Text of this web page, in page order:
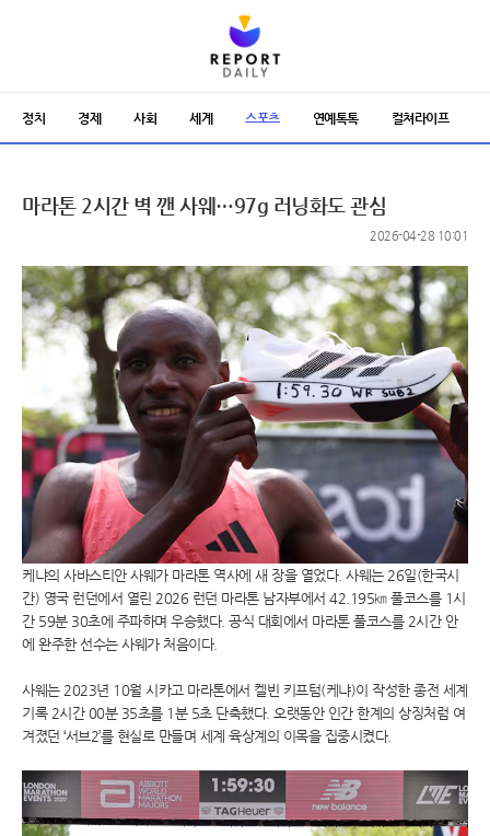
정치 경제 사회 세계 스포츠 연예톡톡 컬쳐라이프
마라톤 2시간 벽 깬 사웨…97g 러닝화도 관심
2026-04-28 10:01
케냐의 사바스티안 사웨가 마라톤 역사에 새 장을 열었다. 사웨는 26일(한국시
간) 영국 런던에서 열린 2026 런던 마라톤 남자부에서 42.195㎞ 풀코스를 1시
간 59분 30초에 주파하며 우승했다. 공식 대회에서 마라톤 풀코스를 2시간 안
에 완주한 선수는 사웨가 처음이다.
사웨는 2023년 10월 시카고 마라톤에서 켈빈 키프텀(케냐)이 작성한 종전 세계
기록 2시간 00분 35초를 1분 5초 단축했다. 오랫동안 인간 한계의 상징처럼 여
겨졌던 ‘서브2’를 현실로 만들며 세계 육상계의 이목을 집중시켰다.